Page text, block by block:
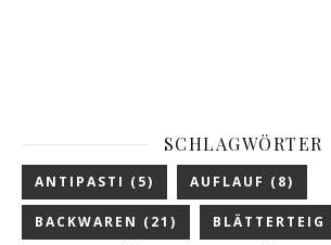
SCHLAGWÖRTER
ANTIPASTI (5) AUFLAUF (8)
BACKWAREN (21) BLÄTTERTEIG